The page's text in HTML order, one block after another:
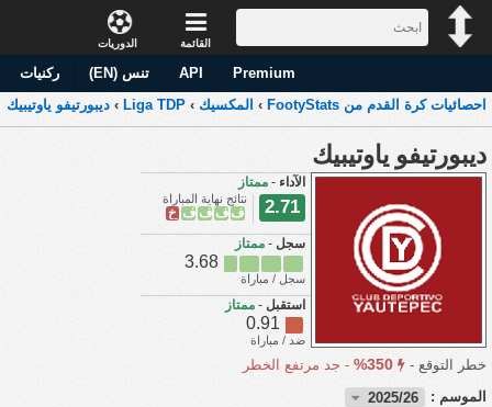
الدوريات القائمة
ركنيات تنس (EN) API
Premium
احصائيات كرة القدم من FootyStats
› المكسيك ›
Liga TDP
› ديبورتيفو ياوتيبيك
ديبورتيفو ياوتيبيك
الآداء - ممتاز
2.71 نتائج نهاية المباراة
ف ف ف ف خ
سجل - ممتاز
3.68
سجل / مباراة
استقبل - ممتاز
0.91
ضد / مباراة
خطر التوقع - 350%
- جد مرتفع الخطر
الموسم :
2025/26